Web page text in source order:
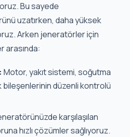
Bu sayede
uzatırken, daha yüksek
Arken jeneratörler için
arasında:
Motor, yakıt sistemi, soğutma
düzenli kontrolü
karşılaşılan
hızlı çözümler sağlıyoruz.